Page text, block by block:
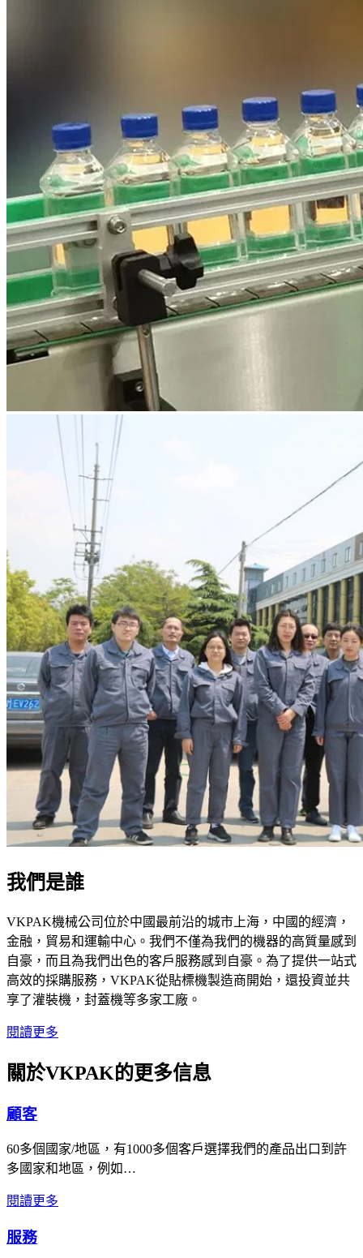
我們是誰
VKPAK機械公司位於中國最前沿的城市上海，中國的經濟，
金融，貿易和運輸中心。我們不僅為我們的機器的高質量感到
自豪，而且為我們出色的客戶服務感到自豪。為了提供一站式
高效的採購服務，VKPAK從貼標機製造商開始，還投資並共
享了灌裝機，封蓋機等多家工廠。
閱讀更多
關於VKPAK的更多信息
顧客
60多個國家/地區，有1000多個客戶選擇我們的產品出口到許
多國家和地區，例如…
閱讀更多
服務